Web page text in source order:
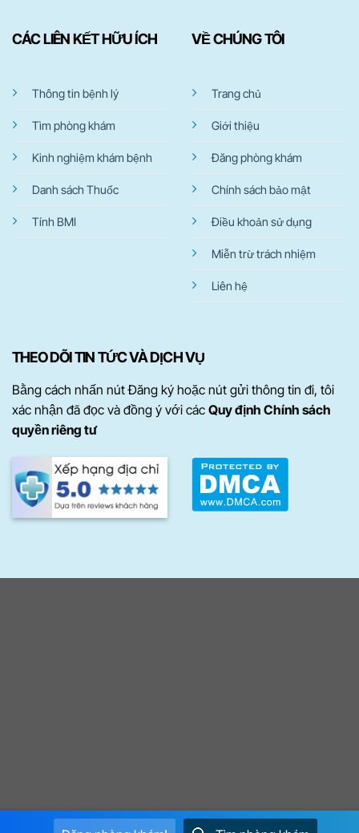
CÁC LIÊN KẾT HỮU ÍCH
Thông tin bệnh lý
Tìm phòng khám
Kinh nghiệm khám bệnh
Danh sách Thuốc
Tính BMI
VỀ CHÚNG TÔI
Trang chủ
Giới thiệu
Đăng phòng khám
Chính sách bảo mật
Điều khoản sử dụng
Miễn trừ trách nhiệm
Liên hệ
THEO DÕI TIN TỨC VÀ DỊCH VỤ
Bằng cách nhấn nút Đăng ký hoặc nút gửi thông tin đi, tôi
xác nhận đã đọc và đồng ý với các Quy định Chính sách
quyền riêng tư